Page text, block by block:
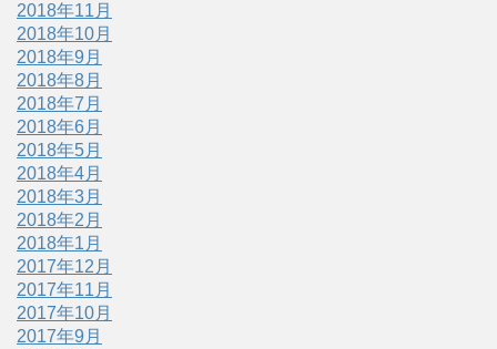
2018年11月
2018年10月
2018年9月
2018年8月
2018年7月
2018年6月
2018年5月
2018年4月
2018年3月
2018年2月
2018年1月
2017年12月
2017年11月
2017年10月
2017年9月